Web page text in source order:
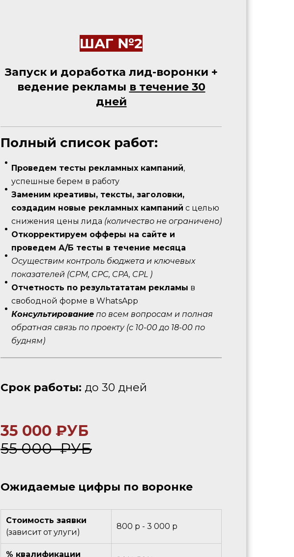
ШАГ №2
Запуск и доработка лид-воронки +
ведение рекламы в течение 30
дней
Полный список работ:
Проведем тесты рекламных кампаний,
успешные берем в работу
Заменим креативы, тексты, заголовки,
создадим новые рекламных кампаний с целью
снижения цены лида (количество не ограничено)
Откорректируем офферы на сайте и
проведем А/Б тесты в течение месяца
Осуществим контроль бюджета и ключевых
показателей (CPM, CPC, CPA, CPL )
Отчетность по результататам рекламы в
свободной форме в WhatsApp
Консультирование по всем вопросам и полная
обратная связь по проекту (с 10-00 до 18-00 по
будням)
Cрок работы: до 30 дней
35 000 ₽УБ
55 000 ₽УБ
Ожидаемые цифры по воронке
Стоимость заявки
(зависит от улуги)
800 р - 3 000 р
% квалификации